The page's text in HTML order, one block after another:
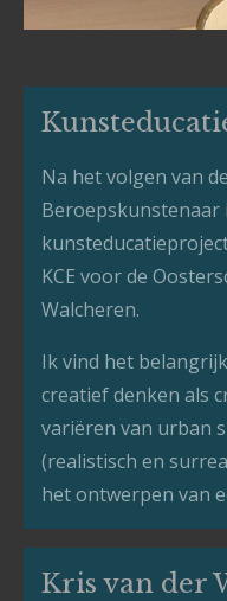
Na het volgen van
Beroepskunstenaar
KCE voor de
Walcheren.
Ik vind het
creatief denken als
variëren van urban
(realistisch en
het ontwerpen van
Kris van der